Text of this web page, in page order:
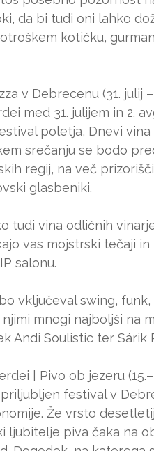
da bi tudi oni lahko
kotičku,
v Debrecenu (31. julij
med 31. julijem in 2.
poletja, Dnevi
srečanju se bodo
regij, na več
glasbeniki.
tudi vina odličnih
vas mojstrski tečaji
salonu.
vključeval swing,
mnogi najboljši na
Andi Soulistic ter
| Pivo ob jezeru
festival v
Že vrsto
ljubitelje piva čaka na